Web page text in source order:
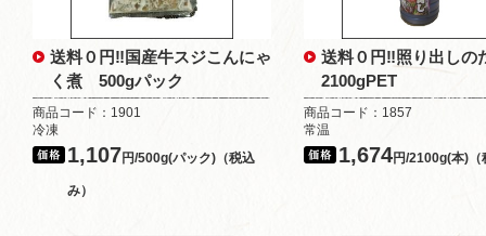
送料０円‼国産牛スジこんにゃ
く煮 500gパック
商品コード：1901
冷凍
1,107円/500g(パック)（税込
み）
送料０円‼照り出し
2100gPET
商品コード：1857
常温
1,674円/2100g(本)（